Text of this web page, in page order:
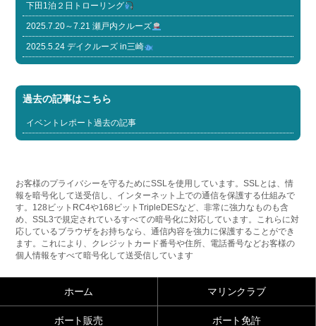
下田1泊２日トローリング
2025.7.20～7.21 瀬戸内クルーズ
2025.5.24 デイクルーズ in三崎
過去の記事はこちら
イベントレポート過去の記事
お客様のプライバシーを守るためにSSLを使用しています。SSLとは、情
報を暗号化して送受信し、インターネット上での通信を保護する仕組みで
す。128ビットRC4や168ビットTripleDESなど、非常に強力なものも含
め、SSL3で規定されているすべての暗号化に対応しています。これらに対
応しているブラウザをお持ちなら、通信内容を強力に保護することができ
ます。これにより、クレジットカード番号や住所、電話番号などお客様の
個人情報をすべて暗号化して送受信しています
ホーム マリンクラブ
ボート販売 ボート免許